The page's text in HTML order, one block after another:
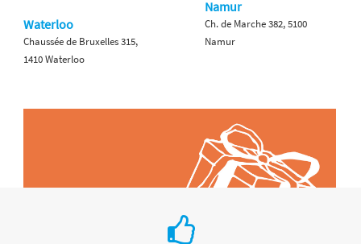
Waterloo
Chaussée de Bruxelles 315,
1410 Waterloo
Namur
Ch. de Marche 382, 5100
Namur